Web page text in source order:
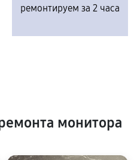
ремонтируем за 2 часа
монитора